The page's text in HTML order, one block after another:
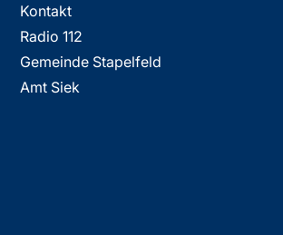
Kontakt
Radio 112
Gemeinde Stapelfeld
Amt Siek